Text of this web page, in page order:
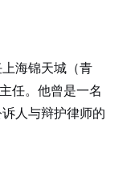
海锦天城（青
任。他曾是一名
人与辩护律师的